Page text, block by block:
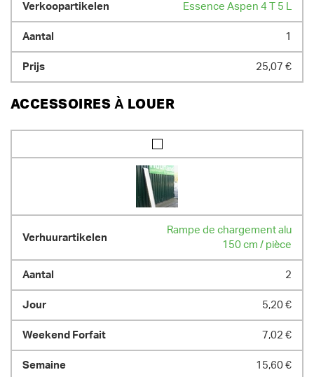
Essence Aspen 4 T 5 L
1
25,07 €
ACCESSOIRES À LOUER
Rampe de chargement alu
150 cm / pièce
2
5,20 €
7,02 €
15,60 €